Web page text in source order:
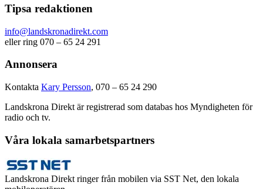
Tipsa redaktionen
info@landskronadirekt.com
eller ring 070 – 65 24 291
Annonsera
Kontakta Kary Persson, 070 – 65 24 290
Landskrona Direkt är registrerad som databas hos Myndigheten för
radio och tv.
Våra lokala samarbetspartners
Landskrona Direkt ringer från mobilen via SST Net, den lokala